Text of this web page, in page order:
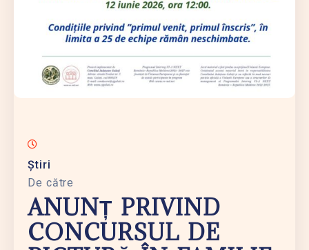
Știri
De către
ANUNȚ PRIVIND
CONCURSUL DE